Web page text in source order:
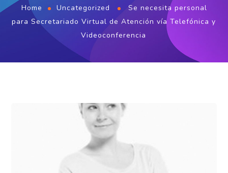
Home Uncategorized
Se necesita personal
para Secretariado Virtual de Atención vía Telefónica y
Videoconferencia